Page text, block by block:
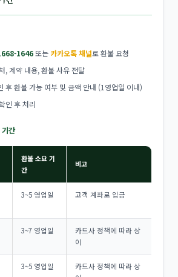
1646또는 카카오톡 채널로 환불 요청
, 계약 내용, 환불 사유 전달
후 환불 가능 여부 및 금액 안내 (1영업일 이내)
인 후 처리
간
환불 소요 기
간
비고
3~5 영업일 고객 계좌로 입금
3~7 영업일
카드사 정책에 따라 상
이
3~5 영업일
카드사 정책에 따라 상